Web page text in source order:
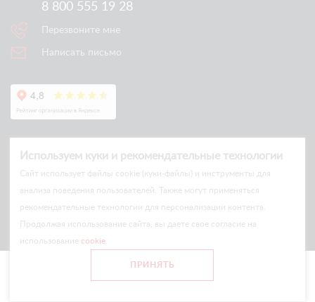
© Arlift 2026
All rights reserved
8 800 555 19 28
Перезвоните мне
Написать письмо
Используем куки и рекомендательные технологии
Cайт использует файлы cookie (куки-файлы) и инструменты для
анализа поведения пользователей. Также могут применяться
рекомендательные технологии для персонализации контента.
Продолжая использование сайта, вы даете свое согласие на
использование cookie
ПРИНЯТЬ